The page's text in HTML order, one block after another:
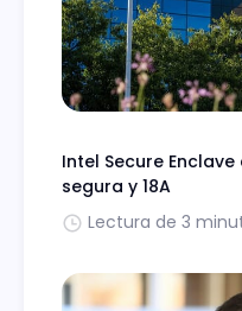
Intel Secure
segura y 18A
Lectura de 3